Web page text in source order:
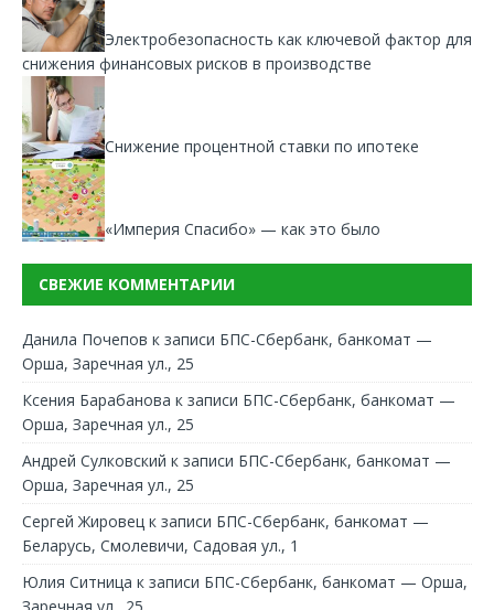
Электробезопасность как ключевой фактор для
снижения финансовых рисков в производстве
Снижение процентной ставки по ипотеке
«Империя Спасибо» — как это было
СВЕЖИЕ КОММЕНТАРИИ
Данила Почепов к записи БПС-Сбербанк, банкомат —
Орша, Заречная ул., 25
Ксения Барабанова к записи БПС-Сбербанк, банкомат —
Орша, Заречная ул., 25
Андрей Сулковский к записи БПС-Сбербанк, банкомат —
Орша, Заречная ул., 25
Сергей Жировец к записи БПС-Сбербанк, банкомат —
Беларусь, Смолевичи, Садовая ул., 1
Юлия Ситница к записи БПС-Сбербанк, банкомат — Орша,